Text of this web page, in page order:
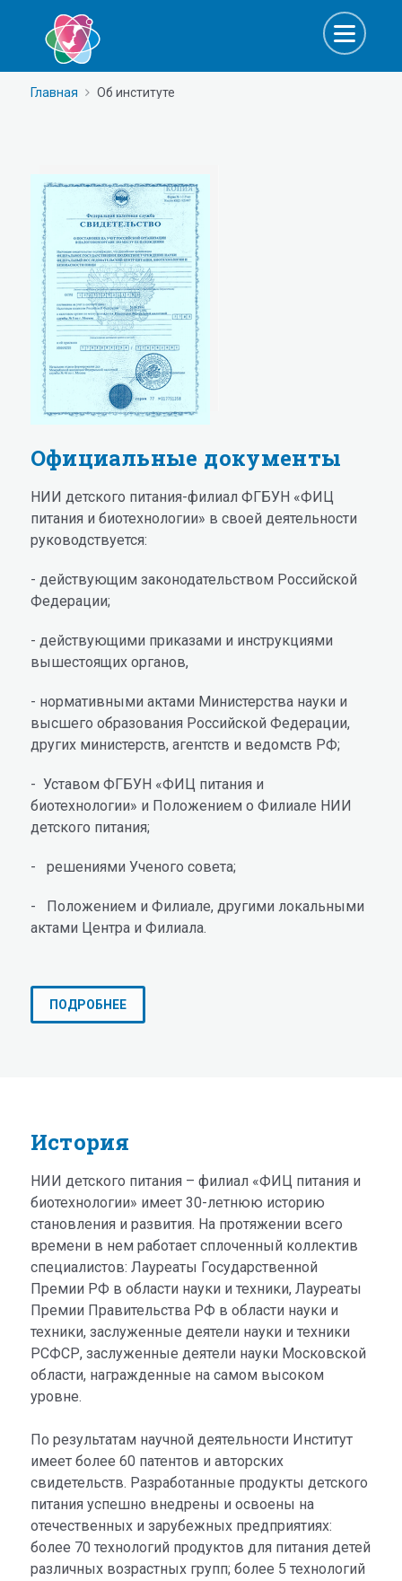
Главная Об институте
Официальные документы
НИИ детского питания-филиал ФГБУН «ФИЦ
питания и биотехнологии» в своей деятельности
руководствуется:
- действующим законодательством Российской
Федерации;
- действующими приказами и инструкциями
вышестоящих органов,
- нормативными актами Министерства науки и
высшего образования Российской Федерации,
других министерств, агентств и ведомств РФ;
- Уставом ФГБУН «ФИЦ питания и
биотехнологии» и Положением о Филиале НИИ
детского питания;
- решениями Ученого совета;
- Положением и Филиале, другими локальными
актами Центра и Филиала.
ПОДРОБНЕЕ
История
НИИ детского питания – филиал «ФИЦ питания и
биотехнологии» имеет 30-летнюю историю
становления и развития. На протяжении всего
времени в нем работает сплоченный коллектив
специалистов: Лауреаты Государственной
Премии РФ в области науки и техники, Лауреаты
Премии Правительства РФ в области науки и
техники, заслуженные деятели науки и техники
РСФСР, заслуженные деятели науки Московской
области, награжденные на самом высоком
уровне.
По результатам научной деятельности Институт
имеет более 60 патентов и авторских
свидетельств. Разработанные продукты детского
питания успешно внедрены и освоены на
отечественных и зарубежных предприятиях:
более 70 технологий продуктов для питания детей
различных возрастных групп; более 5 технологий